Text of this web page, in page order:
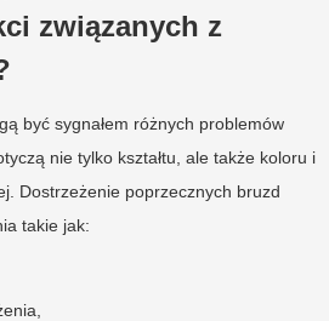
związanych z
być sygnałem różnych problemów
nie tylko kształtu, ale także koloru i
Dostrzeżenie poprzecznych bruzd
takie jak: